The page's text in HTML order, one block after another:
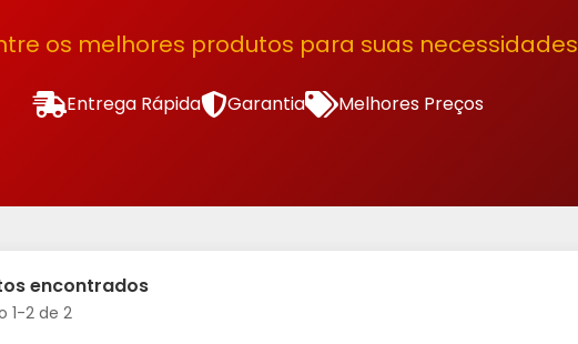
os melhores produtos para suas necessidades
Entrega Rápida Garantia Melhores Preços
encontrados
1-2 de 2